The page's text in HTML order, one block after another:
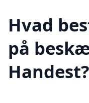
Hvad
på
Handest?